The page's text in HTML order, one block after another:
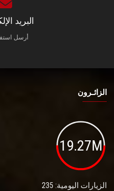
البريد
أرسل
الزائـرون
19.27M
الزيارات اليومية: 235